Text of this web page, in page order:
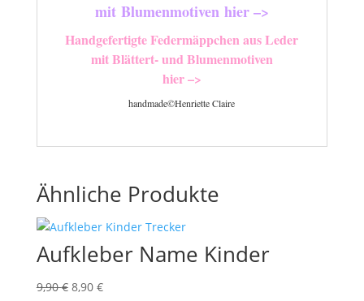
mit Blumenmotivenhier –>
Handgefertigte Federmäppchen aus Leder
mit Blättert- und Blumenmotiven
hier –>
handmade©Henriette Claire
Ähnliche Produkte
Aufkleber Name Kinder
9,90€ Ursprünglicher
8,90 €Aktueller